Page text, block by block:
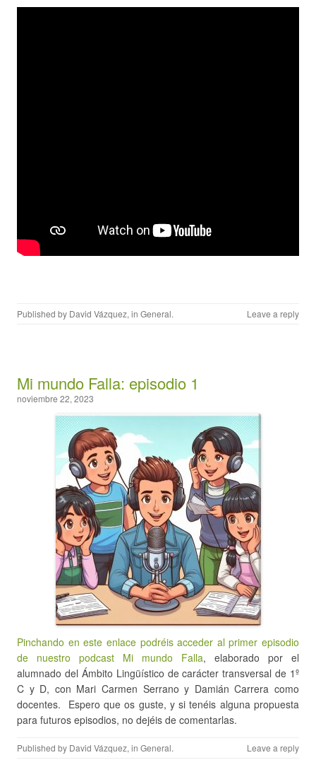
Published by David Vázquez, in General. Leave a reply
Mi mundo Falla: episodio 1
noviembre 22, 2023
Pinchando en este enlace podréis acceder al primer episodio
de nuestro podcast Mi mundo Falla, elaborado por el
alumnado del Ámbito Lingüístico de carácter transversal de 1º
C y D, con Mari Carmen Serrano y Damián Carrera como
docentes. Espero que os guste, y si tenéis alguna propuesta
para futuros episodios, no dejéis de comentarlas.
Published by David Vázquez, in General. Leave a reply